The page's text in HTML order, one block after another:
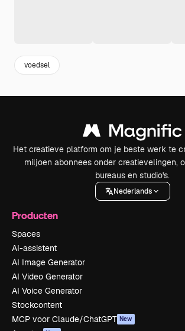
voedsel
Het creatieve platform om je beste werk te
miljoen abonnees onder creatievelingen,
bureaus en studio's.
Nederlands
Producten
Spaces
AI-assistent
AI Image Generator
AI Video Generator
AI Voice Generator
Stockcontent
MCP voor Claude/ChatGPT New